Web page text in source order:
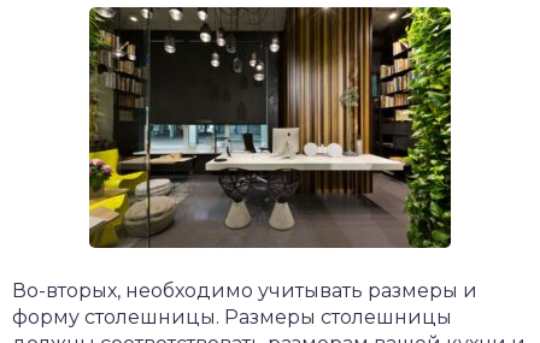
Во-вторых, необходимо учитывать размеры и
форму столешницы. Размеры столешницы